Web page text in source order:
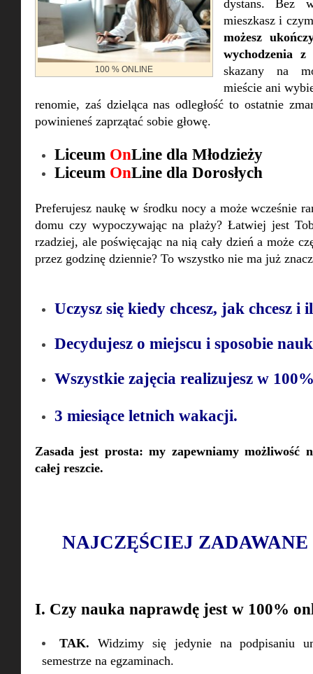
100 % ONLINE
dystans. Bez
mieszkasz i
możesz
wychodzenia z
skazany na
mieście ani
renomie, zaś dzieląca nas odległość to ostatnie
powinieneś zaprzątać sobie głowę.
Liceum OnLine dla Młodzieży
Liceum OnLine dla Dorosłych
Preferujesz naukę w środku nocy a może wcześnie
domu czy wypoczywając na plaży? Łatwiej jest
rzadziej, ale poświęcając na nią cały dzień a może
przez godzinę dziennie? To wszystko nie ma już
Uczysz się kiedy chcesz, jak chcesz i
Decydujesz o miejscu i sposobie
Wszystkie zajęcia realizujesz w
3 miesiące letnich wakacji.
Zasada jest prosta: my zapewniamy możliwość
całej reszcie.
NAJCZĘŚCIEJ
I. Czy nauka naprawdę jest w 100%
TAK. Widzimy się jedynie na podpisaniu
semestrze na egzaminach.